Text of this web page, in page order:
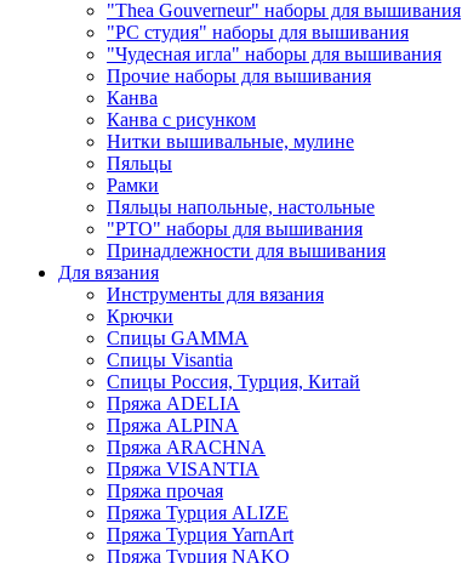
"Thea Gouverneur" наборы для вышивания
"РС студия" наборы для вышивания
"Чудесная игла" наборы для вышивания
Прочие наборы для вышивания
Канва
Канва с рисунком
Нитки вышивальные, мулине
Пяльцы
Рамки
Пяльцы напольные, настольные
"РТО" наборы для вышивания
Принадлежности для вышивания
Для вязания
Инструменты для вязания
Крючки
Спицы GAMMA
Спицы Visantia
Спицы Россия, Турция, Китай
Пряжа ADELIA
Пряжа ALPINA
Пряжа ARACHNA
Пряжа VISANTIA
Пряжа прочая
Пряжа Турция ALIZE
Пряжа Турция YarnArt
Пряжа Турция NAKO